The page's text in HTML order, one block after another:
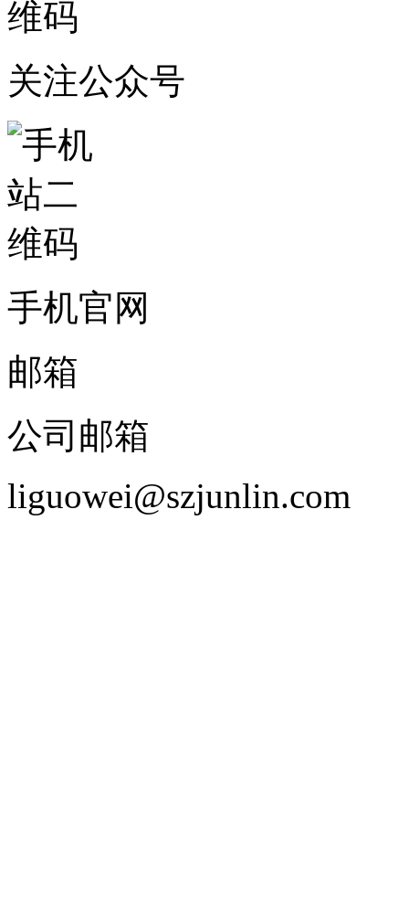
关注公众号
手机官网
邮箱
公司邮箱
liguowei@szjunlin.com